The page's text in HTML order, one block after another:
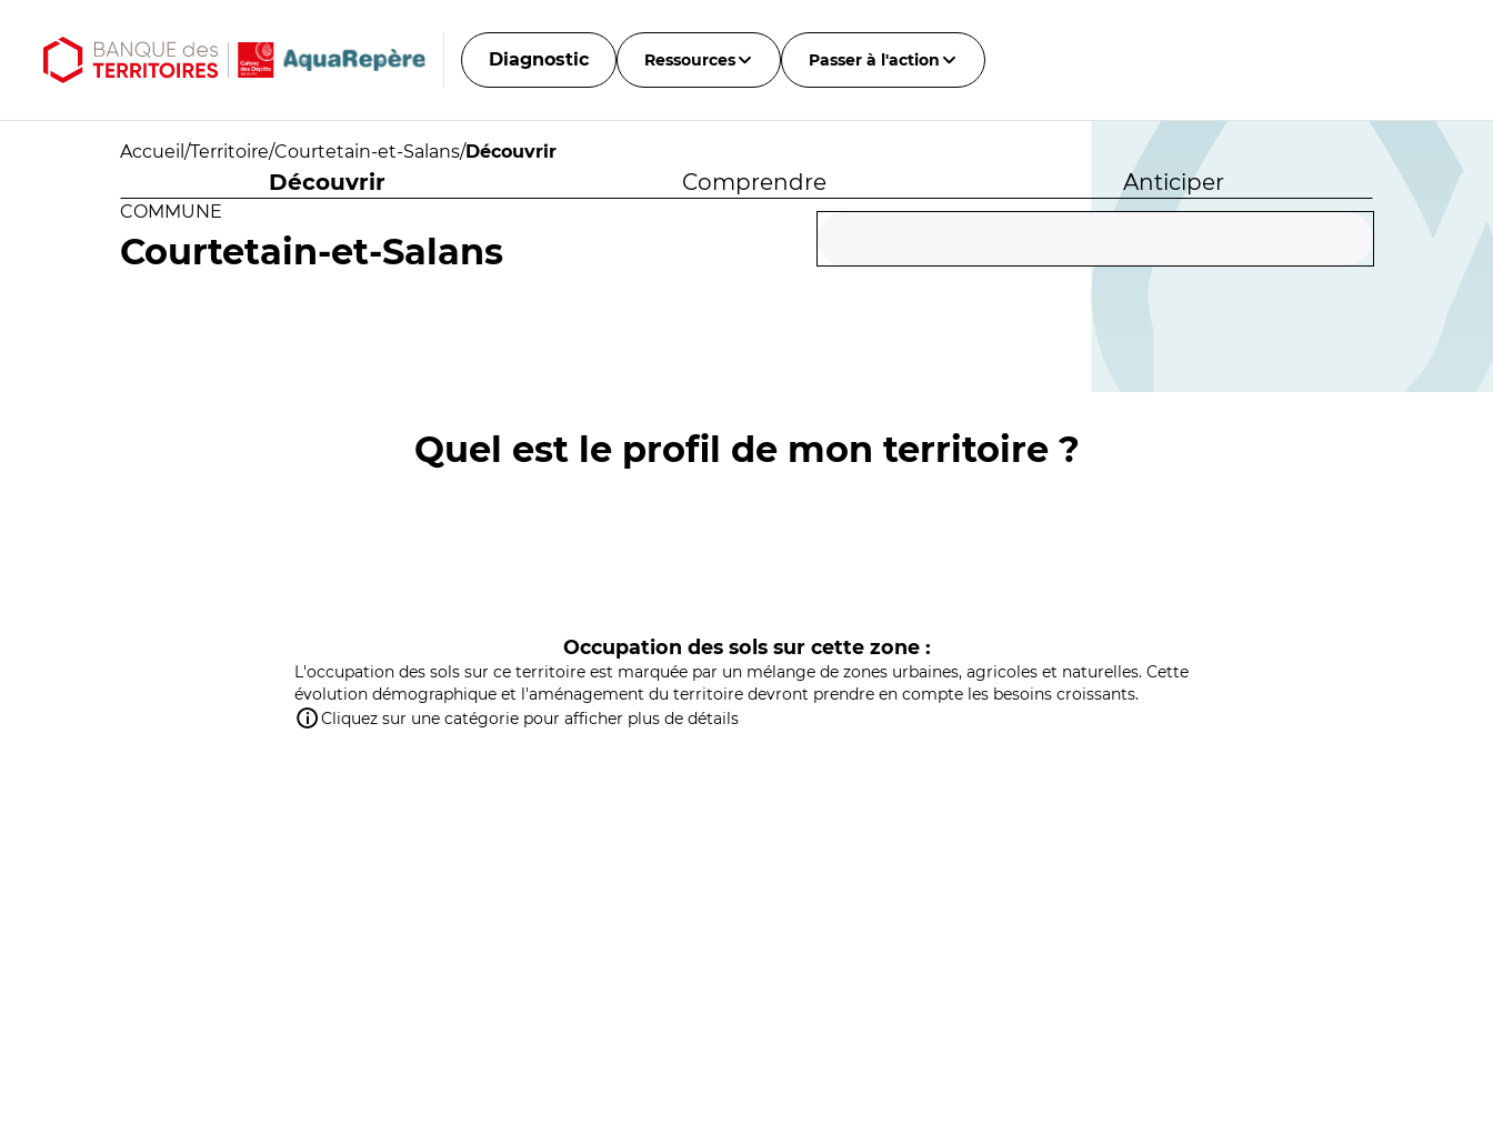
Diagnostic Ressources Passer à l'action
Accueil /Territoire/Courtetain-et-Salans/Découvrir
Découvrir Comprendre Anticiper
COMMUNE
Courtetain-et-Salans
Quel est le profil de mon territoire ?
Occupation des sols sur cette zone :
L'occupation des sols sur ce territoire est marquée par un mélange de zones urbaines, agricoles et naturelles. Cette
évolution démographique et l'aménagement du territoire devront prendre en compte les besoins croissants.
Cliquez sur une catégorie pour afficher plus de détails